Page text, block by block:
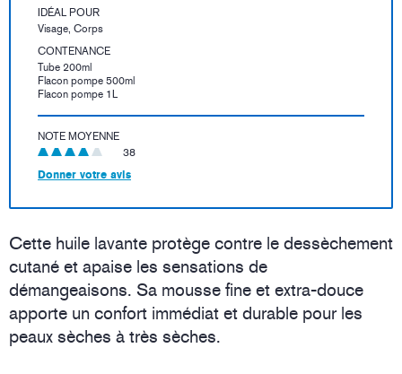
IDÉAL POUR
Visage, Corps
CONTENANCE
Tube 200ml
Flacon pompe 500ml
Flacon pompe 1L
NOTE MOYENNE
38
Donner votre avis
Cette huile lavante protège contre le dessèchement
cutané et apaise les sensations de
démangeaisons. Sa mousse fine et extra-douce
apporte un confort immédiat et durable pour les
peaux sèches à très sèches.